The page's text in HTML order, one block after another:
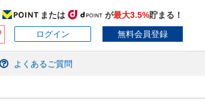
または が最大3.5%貯まる！
ログイン 無料会員登録
よくあるご質問